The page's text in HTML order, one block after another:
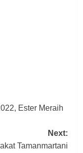
Ester Meraih
Next:
Tamanmartani